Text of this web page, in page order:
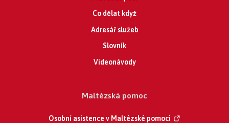
Co dělat když
Adresář služeb
Slovník
Videonávody
Maltézská pomoc
Osobní asistence v Maltézské pomoci